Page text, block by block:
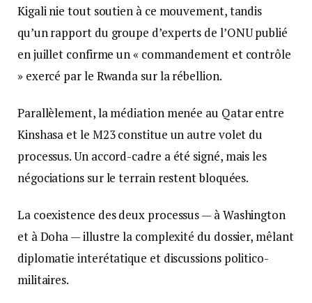
Kigali nie tout soutien à ce mouvement, tandis
qu’un rapport du groupe d’experts de l’ONU publié
en juillet confirme un « commandement et contrôle
» exercé par le Rwanda sur la rébellion.
Parallèlement, la médiation menée au Qatar entre
Kinshasa et le M23 constitue un autre volet du
processus. Un accord-cadre a été signé, mais les
négociations sur le terrain restent bloquées.
La coexistence des deux processus — à Washington
et à Doha — illustre la complexité du dossier, mêlant
diplomatie interétatique et discussions politico-
militaires.